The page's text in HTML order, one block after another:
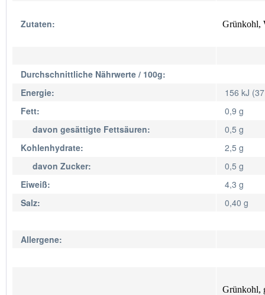
Zutaten: Grünkohl,
Durchschnittliche Nährwerte / 100g:
Energie:
156 kJ
Fett:
0,9 g
davon gesättigte Fettsäuren:
0,5 g
Kohlenhydrate:
2,5 g
davon Zucker:
0,5 g
Eiweiß:
4,3 g
Salz:
0,40 g
Allergene:
Grünkohl,